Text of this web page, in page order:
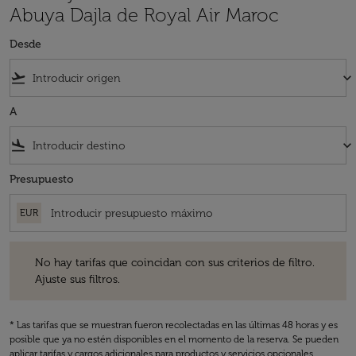
Abuya Dajla de Royal Air Maroc
Desde
flight_takeoff keyboard_arrow_down
A
flight_land keyboard_arrow_down
Presupuesto
EUR
No hay tarifas que coincidan con sus criterios de filtro.
Ajuste sus filtros.
* Las tarifas que se muestran fueron recolectadas en las últimas 48 horas y es
posible que ya no estén disponibles en el momento de la reserva. Se pueden
aplicar tarifas y cargos adicionales para productos y servicios opcionales.